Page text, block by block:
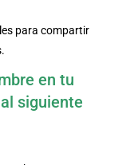
para compartir
en tu
siguiente